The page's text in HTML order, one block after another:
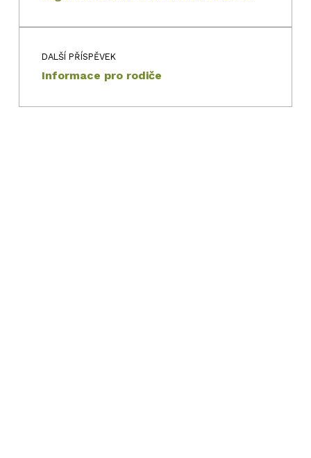
DALŠÍ PŘÍSPĚVEK
Informace pro rodiče